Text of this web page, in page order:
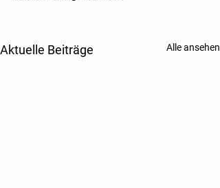
Aktuelle Beiträge Alle ansehen